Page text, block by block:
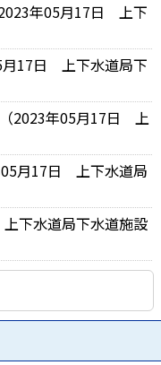
年05月17日
上下
17日
上下水道局下
（2023年05月17日
上
月17日
上下水道局
上下水道局下水道施設